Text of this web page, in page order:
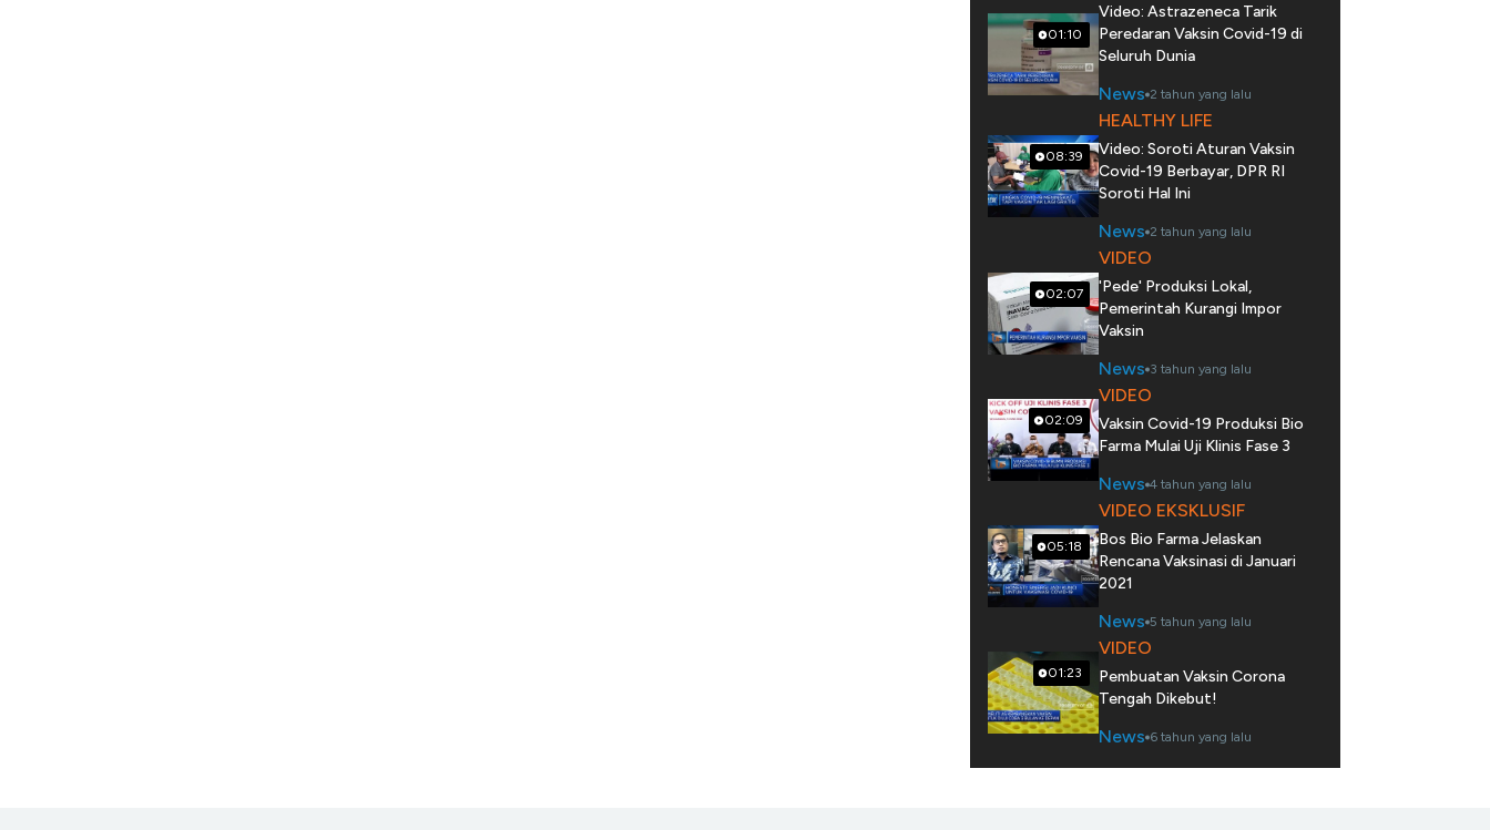
01:10
Video: Astrazeneca Tarik
Peredaran Vaksin Covid-19 di
Seluruh Dunia
News 2 tahun yang lalu
08:39
HEALTHY LIFE
Video: Soroti Aturan Vaksin
Covid-19 Berbayar, DPR RI
Soroti Hal Ini
News 2 tahun yang lalu
02:07
VIDEO
'Pede' Produksi Lokal,
Pemerintah Kurangi Impor
Vaksin
News 3 tahun yang lalu
02:09
VIDEO
Vaksin Covid-19 Produksi Bio
Farma Mulai Uji Klinis Fase 3
News 4 tahun yang lalu
05:18
VIDEO EKSKLUSIF
Bos Bio Farma Jelaskan
Rencana Vaksinasi di Januari
2021
News 5 tahun yang lalu
01:23
VIDEO
Pembuatan Vaksin Corona
Tengah Dikebut!
News 6 tahun yang lalu